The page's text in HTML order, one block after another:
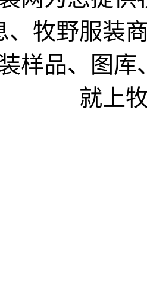
、牧野服装
样品、图
就上